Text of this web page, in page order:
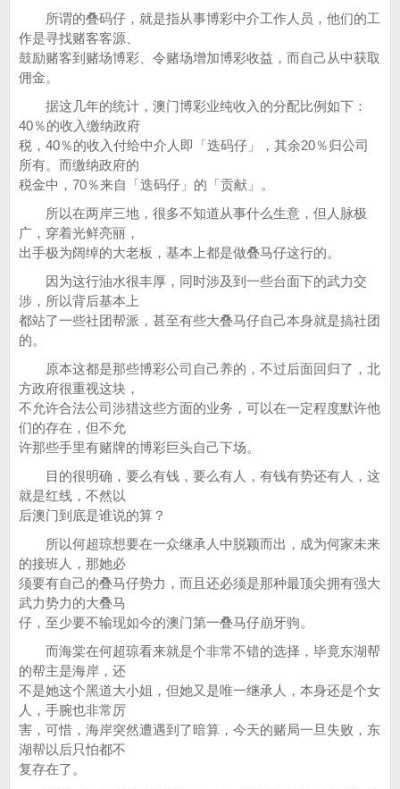
所谓的叠码仔，就是指从事博彩中介工作人员，他们的工
作是寻找赌客客源、
鼓励赌客到赌场博彩、令赌场增加博彩收益，而自己从中获取
佣金。
据这几年的统计，澳门博彩业纯收入的分配比例如下：
40％的收入缴纳政府
税，40％的收入付给中介人即「迭码仔」，其余20％归公司
所有。而缴纳政府的
税金中，70％来自「迭码仔」的「贡献」。
所以在两岸三地，很多不知道从事什么生意，但人脉极
广，穿着光鲜亮丽，
出手极为阔绰的大老板，基本上都是做叠马仔这行的。
因为这行油水很丰厚，同时涉及到一些台面下的武力交
涉，所以背后基本上
都站了一些社团帮派，甚至有些大叠马仔自己本身就是搞社团
的。
原本这都是那些博彩公司自己养的，不过后面回归了，北
方政府很重视这块，
不允许合法公司涉猎这些方面的业务，可以在一定程度默许他
们的存在，但不允
许那些手里有赌牌的博彩巨头自己下场。
目的很明确，要么有钱，要么有人，有钱有势还有人，这
就是红线，不然以
后澳门到底是谁说的算？
所以何超琼想要在一众继承人中脱颖而出，成为何家未来
的接班人，那她必
须要有自己的叠马仔势力，而且还必须是那种最顶尖拥有强大
武力势力的大叠马
仔，至少要不输现如今的澳门第一叠马仔崩牙驹。
而海棠在何超琼看来就是个非常不错的选择，毕竟东湖帮
的帮主是海岸，还
不是她这个黑道大小姐，但她又是唯一继承人，本身还是个女
人，手腕也非常厉
害，可惜，海岸突然遭遇到了暗算，今天的赌局一旦失败，东
湖帮以后只怕都不
复存在了。